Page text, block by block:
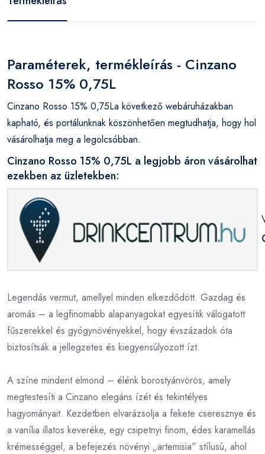
Paraméterek, termékleírás - Cinzano
Rosso 15% 0,75L
Cinzano Rosso 15% 0,75La következő webáruházakban
kapható, és portálunknak köszönhetően megtudhatja, hogy hol
vásárolhatja meg a legolcsóbban.
Cinzano Rosso 15% 0,75L a legjobb áron vásárolhat
ezekben az üzletekben:
Legendás vermut, amellyel minden elkezdődött. Gazdag és
aromás – a legfinomabb alapanyagokat egyesítik válogatott
fűszerekkel és gyógynövényekkel, hogy évszázadok óta
biztosítsák a jellegzetes és kiegyensúlyozott ízt.
A színe mindent elmond – élénk borostyánvörös, amely
megtestesíti a Cinzano elegáns ízét és tekintélyes
hagyományait. Kezdetben elvarázsolja a fekete cseresznye és
a vanília illatos keveréke, egy csipetnyi finom, édes karamellás
krémességgel, a befejezés növényi „artemisia” stílusú, ahol